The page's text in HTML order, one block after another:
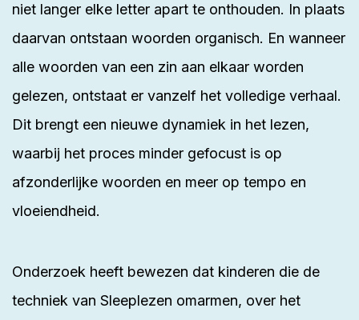
niet langer elke letter apart te onthouden. In plaats
daarvan ontstaan woorden organisch. En wanneer
alle woorden van een zin aan elkaar worden
gelezen, ontstaat er vanzelf het volledige verhaal.
Dit brengt een nieuwe dynamiek in het lezen,
waarbij het proces minder gefocust is op
afzonderlijke woorden en meer op tempo en
vloeiendheid.
Onderzoek heeft bewezen dat kinderen die de
techniek van Sleeplezen omarmen, over het